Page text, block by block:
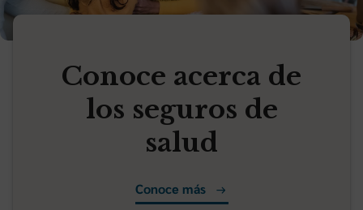
Conoce acerca de
los seguros de
salud
Conoce más